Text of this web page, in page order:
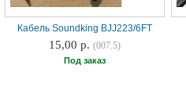
Кабель Soundking BJJ223/6FT
15,00 р.(007.5)
Под заказ